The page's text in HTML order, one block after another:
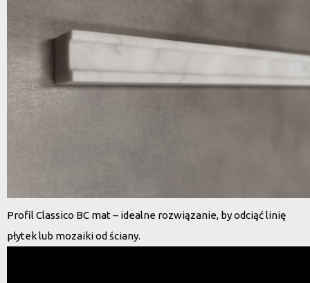
Profil Classico BC mat – idealne rozwiązanie, by odciąć linię
płytek lub mozaiki od ściany.